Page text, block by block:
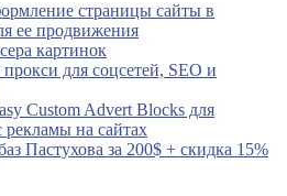
страницы сайты в
ее продвижения
картинок
для соцсетей, SEO и
Custom Advert Blocks для
рекламы на сайтах
Пастухова за 200$ + скидка 15%